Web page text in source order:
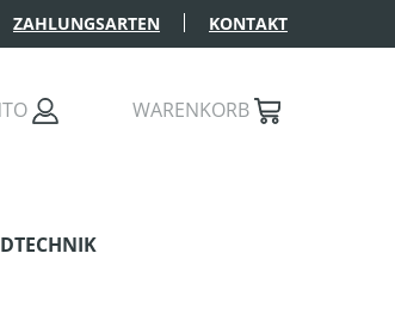
ZAHLUNGSARTEN KONTAKT
WARENKORB